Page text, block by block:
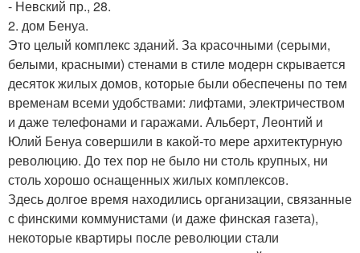
- Невский пр., 28.
2. дом Бенуа.
Это целый комплекс зданий. За красочными (серыми,
белыми, красными) стенами в стиле модерн скрывается
десяток жилых домов, которые были обеспечены по тем
временам всеми удобствами: лифтами, электричеством
и даже телефонами и гаражами. Альберт, Леонтий и
Юлий Бенуа совершили в какой-то мере архитектурную
революцию. До тех пор не было ни столь крупных, ни
столь хорошо оснащенных жилых комплексов.
Здесь долгое время находились организации, связанные
с финскими коммунистами (и даже финская газета),
некоторые квартиры после революции стали